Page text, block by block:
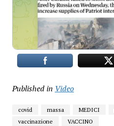
Published in Video
covid massa MEDICI
vaccinazione
VACCINO